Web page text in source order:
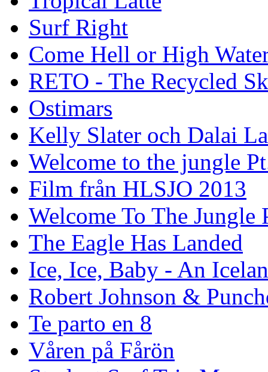
Surf Right
Come Hell or High
RETO - The Recycled
Ostimars
Kelly Slater och Dalai
Welcome to the jungle
Film från HLSJO 2013
Welcome To The Jungle
The Eagle Has Landed
Ice, Ice, Baby - An
Robert Johnson &
Te parto en 8
Våren på Fårön